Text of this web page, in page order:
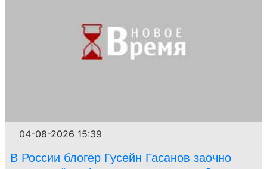
04-08-2026 15:39
В России блогер Гусейн Гасанов заочно